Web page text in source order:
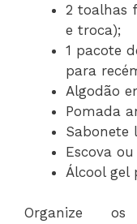
2 toalhas
e troca);
1 pacote
para
Algodão
Pomada
Sabonete
Escova
Álcool gel
Organize